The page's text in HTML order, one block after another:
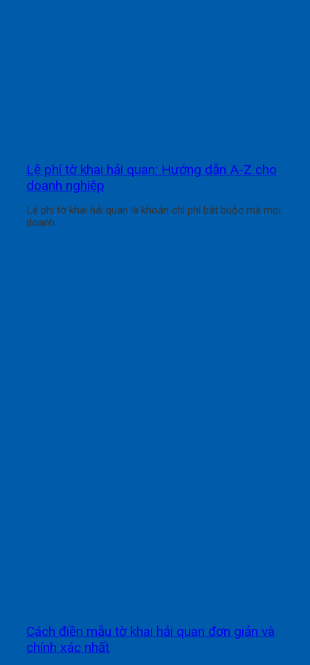
Lệ phí tờ khai hải quan: Hướng dẫn A-Z cho
doanh nghiệp
Lệ phí tờ khai hải quan là khoản chi phí bắt buộc mà mọi
doanh...
Cách điền mẫu tờ khai hải quan đơn giản và
chính xác nhất